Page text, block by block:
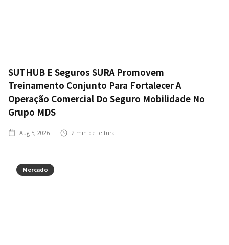
SUTHUB E Seguros SURA Promovem
Treinamento Conjunto Para Fortalecer A
Operação Comercial Do Seguro Mobilidade No
Grupo MDS
Aug 5, 2026 2 min de leitura
Mercado